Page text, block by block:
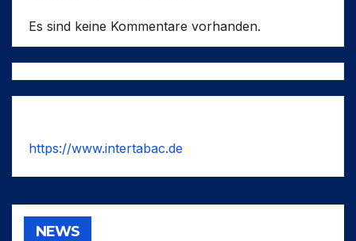
Es sind keine Kommentare vorhanden.
https://www.intertabac.de
NEWS